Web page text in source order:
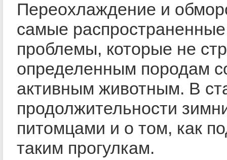
Переохлаждение и
самые
проблемы, которые не
определенным породам
активным животным. В
продолжительности
питомцами и о том, как
таким прогулкам.